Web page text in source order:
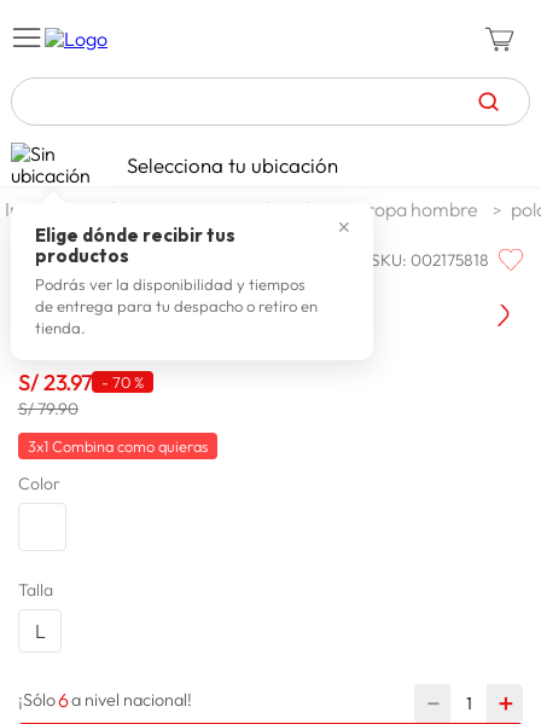
TÉRMINOS MÁS BUSCADOS
1. zapatillas mujer
2. celulares
3. zapatillas hombre
4. moda
6. tv
7. laptop
8.
Selecciona tu ubicación
✕
Elige dónde recibir tus
productos
Podrás ver la disponibilidad y tiempos
de entrega para tu despacho o retiro en
tienda.
moda y accesorios hombre ropa hombre
MECHANIC SKU:002175818
Mechanic Polo Calix
S/23.97 - 70 %
S/ 79.90
3x1 Combina como quieras
Color
Talla
L
¡Sólo6a nivel nacional! ＋
－